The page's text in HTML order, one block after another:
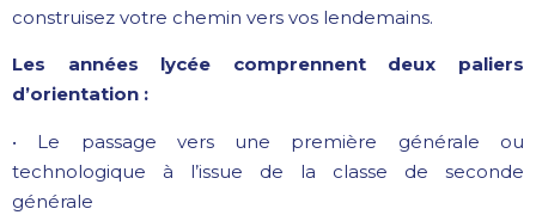
construisez votre chemin vers vos lendemains.
Les années lycée comprennent deux paliers
d’orientation :
• Le passage vers une première générale ou
technologique à l’issue de la classe de seconde
générale